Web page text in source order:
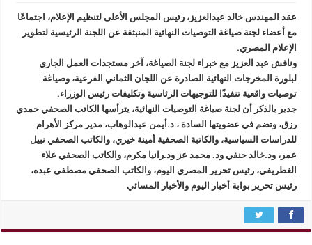
عقد المهندس خالد عبدالعزيز، رئيس المجلس الأعلى لتنظيم الإعلام، اجتماعًا
مع أعضاء لجنة صياغة التوصيات النهائية المنبثقة عن اللجنة الرئيسية لتطوير
الإعلام المصري.
وناقش عبد العزيز مع خبراء لجنة الصياغة، آخر مستجدات العمل الجاري
لبلورة المخرجات النهائية الصادرة عن اللجان الثماني الفرعية، وصياغة
توصيات واقعية تنفيذًا للتوجيهات الرئاسية وتكليفات رئيس الوزراء.
جدير بالذكر أن لجنة صياغة التوصيات النهائية، يترأسها الكاتب الصحفي حمدي
رزق، وتضم في عضويتها السادة ، د.أيمن عبدالوهاب، مدير مركز الأهرام
للدراسات السياسية، والكاتبة الصحفية أمينة خيري، والكاتب الصحفي نبيل
عمر، ود.خالد حنفي ود. محمد عز ود.رانيا مكرم، والكاتب الصحفي علاء
الغطريفي، رئيس تحرير المصري اليوم، والكاتب الصحفي مصطفى عبده،
رئيس تحرير بوابة أخبار اليوم والأخبار المسائي